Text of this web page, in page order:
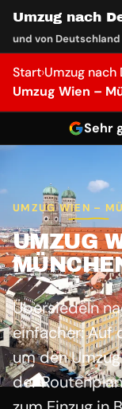
Umzug nach
und von
Start›Umzug nach
Umzug Wien –
Sehr
UMZUG WIEN –
UMZUG
Übersiedeln
einfacher: Auf
um den
der